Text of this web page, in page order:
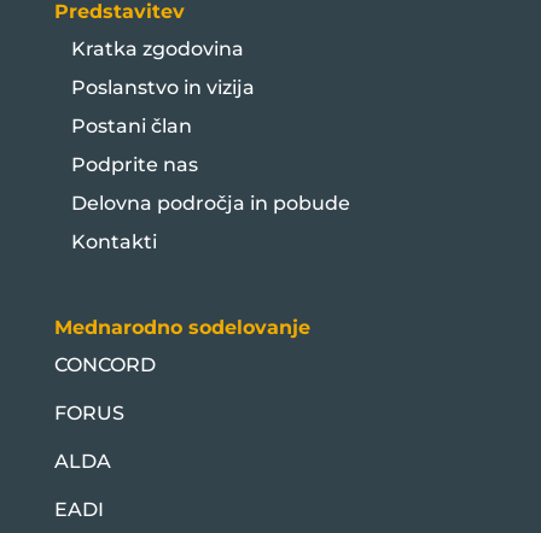
Predstavitev
Kratka zgodovina
Poslanstvo in vizija
Postani član
Podprite nas
Delovna področja in pobude
Kontakti
Mednarodno sodelovanje
CONCORD
FORUS
ALDA
EADI